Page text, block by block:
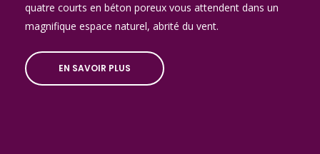
quatre courts en béton poreux vous attendent dans un
magnifique espace naturel, abrité du vent.
EN SAVOIR PLUS